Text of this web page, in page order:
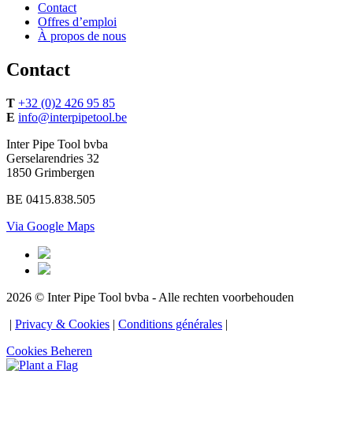
Contact
Offres d’emploi
À propos de nous
Contact
T +32 (0)2 426 95 85
E info@interpipetool.be
Inter Pipe Tool bvba
Gerselarendries 32
1850 Grimbergen
BE 0415.838.505
Via Google Maps
2026 © Inter Pipe Tool bvba - Alle rechten voorbehouden
| Privacy & Cookies | Conditions générales |
Cookies Beheren